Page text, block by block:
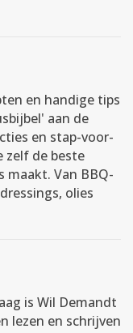
en handige tips
aan de
en stap-voor-
zelf de beste
maakt. Van BBQ-
olies
is Wil Demandt
lezen en schrijven